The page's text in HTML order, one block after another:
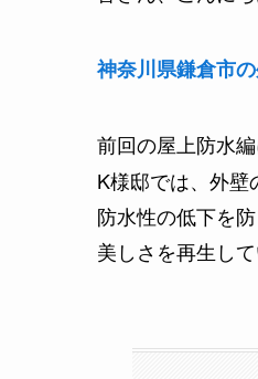
神奈川県鎌倉市
前回の屋上防水
K様邸では、外
防水性の低下を
美しさを再生して